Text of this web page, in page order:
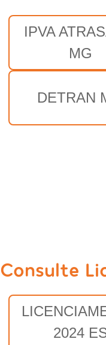
IPVA
MG
DETRAN
Consulte
2024